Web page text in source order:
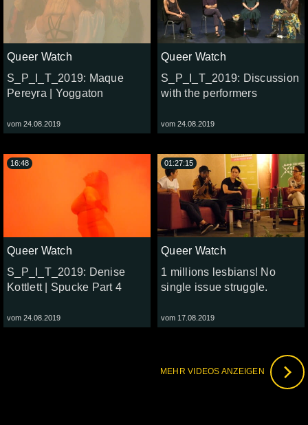
Queer Watch
S_P_I_T_2019: Maque
Pereyra | Yoggaton
vom 24.08.2019
Queer Watch
S_P_I_T_2019: Discussion
with the performers
vom 24.08.2019
Queer Watch
S_P_I_T_2019: Denise
Kottlett | Spucke Part 4
vom 24.08.2019
16:48
Queer Watch
1 millions lesbians! No
single issue struggle.
vom 17.08.2019
01:27:15
MEHR VIDEOS ANZEIGEN